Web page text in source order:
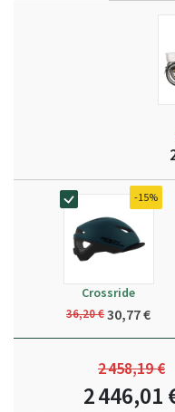
-15%
Crossride
36,20 €30,77 €
2 458,19 €
2 446,01